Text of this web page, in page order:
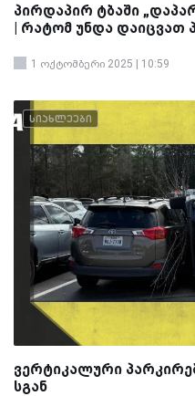
პირდაპირ ტბაში
| რატომ უნდა დაიცვათ
1 ოქტომბერი 2025 | 10:59
სიახლეები
ვერტიკალური
სგან